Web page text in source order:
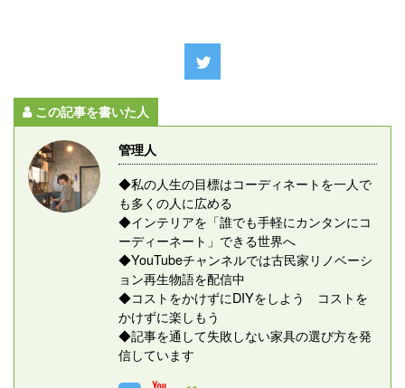
この記事を書いた人
管理人
◆私の人生の目標はコーディネートを一人で
も多くの人に広める
◆インテリアを「誰でも手軽にカンタンにコ
ーディーネート」できる世界へ
◆YouTubeチャンネルでは古民家リノベーシ
ョン再生物語を配信中
◆コストをかけずにDIYをしよう コストを
かけずに楽しもう
◆記事を通して失敗しない家具の選び方を発
信しています